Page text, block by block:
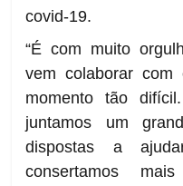
covid-19.
“É com muito
vem colaborar
momento tão
juntamos um
dispostas a
consertamos